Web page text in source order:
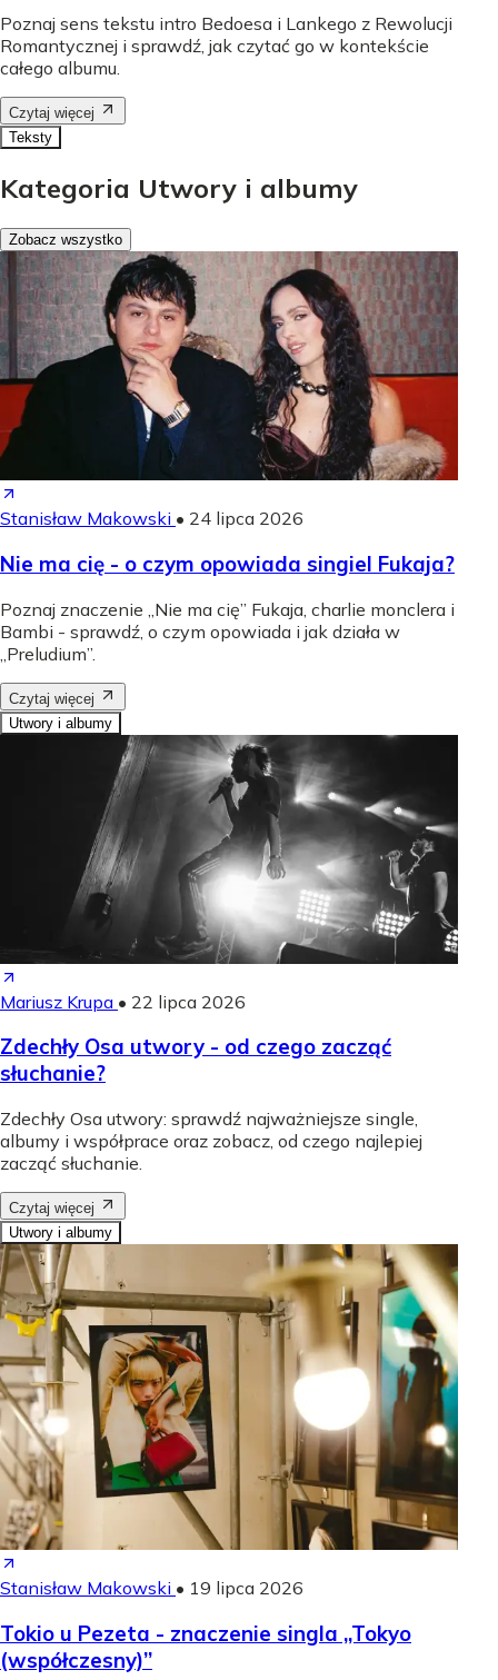
Poznaj sens tekstu intro Bedoesa i Lankego z Rewolucji
Romantycznej i sprawdź, jak czytać go w kontekście
całego albumu.
Czytaj więcej
Teksty
Kategoria Utwory i albumy
Zobacz wszystko
Stanisław Makowski • 24 lipca 2026
Nie ma cię - o czym opowiada singiel Fukaja?
Poznaj znaczenie „Nie ma cię” Fukaja, charlie monclera i
Bambi - sprawdź, o czym opowiada i jak działa w
„Preludium”.
Czytaj więcej
Utwory i albumy
Mariusz Krupa • 22 lipca 2026
Zdechły Osa utwory - od czego zacząć
słuchanie?
Zdechły Osa utwory: sprawdź najważniejsze single,
albumy i współprace oraz zobacz, od czego najlepiej
zacząć słuchanie.
Czytaj więcej
Utwory i albumy
Stanisław Makowski • 19 lipca 2026
Tokio u Pezeta - znaczenie singla „Tokyo
(współczesny)”